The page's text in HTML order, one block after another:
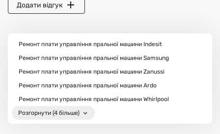
Додати відгук
Ремонт плати управління пральної машини Indesit
Ремонт плати управління пральної машини Samsung
Ремонт плати управління пральної машини Zanussi
Ремонт плати управління пральної машини Ardo
Ремонт плати управління пральної машини Whirlpool
Розгорнути (4 більше)